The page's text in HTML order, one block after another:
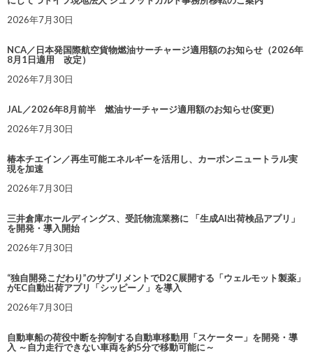
2026年7月30日
NCA／日本発国際航空貨物燃油サーチャージ適用額のお知らせ（2026年
8月1日適用 改定）
2026年7月30日
JAL／2026年8月前半 燃油サーチャージ適用額のお知らせ(変更)
2026年7月30日
椿本チエイン／再生可能エネルギーを活用し、カーボンニュートラル実
現を加速
2026年7月30日
三井倉庫ホールディングス、受託物流業務に 「生成AI出荷検品アプリ」
を開発・導入開始
2026年7月30日
“独自開発こだわり”のサプリメントでD2C展開する「ウェルモット製薬」
がEC自動出荷アプリ「シッピーノ」を導入
2026年7月30日
自動車船の荷役中断を抑制する自動車移動用「スケーター」を開発・導
入 ～自力走行できない車両を約5分で移動可能に～